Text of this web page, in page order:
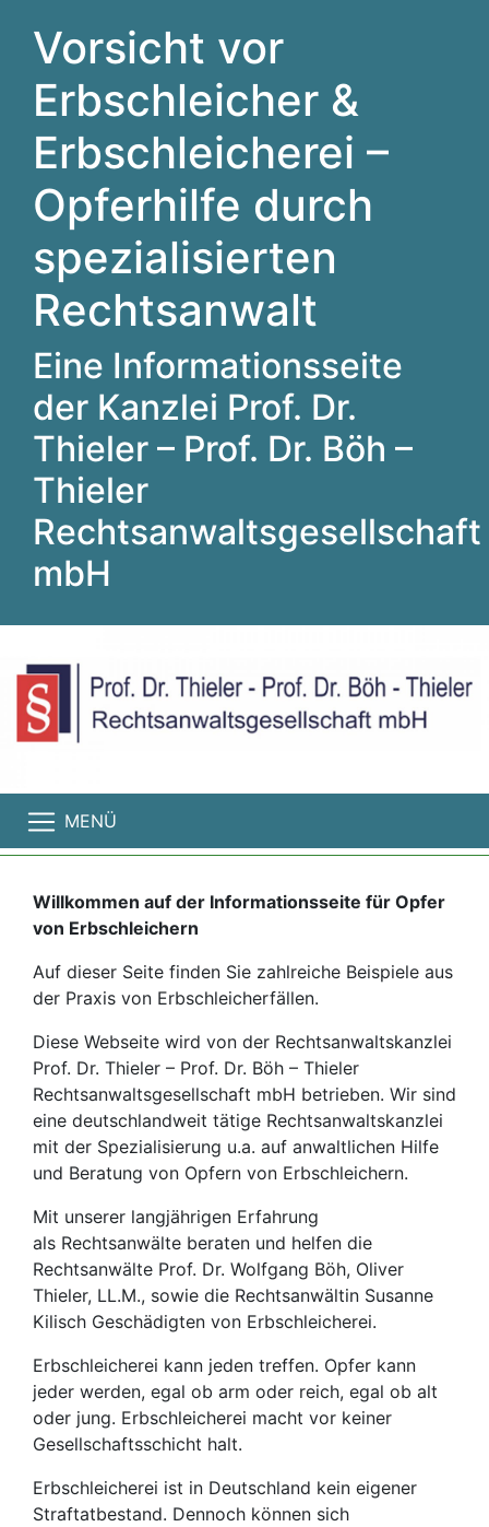
Vorsicht vor
Erbschleicher &
Erbschleicherei –
Opferhilfe durch
spezialisierten
Rechtsanwalt
Eine Informationsseite
der Kanzlei Prof. Dr.
Thieler – Prof. Dr. Böh –
Thieler
Rechtsanwaltsgesellschaft
mbH
MENÜ
Willkommen auf der Informationsseite für Opfer
von Erbschleichern
Auf dieser Seite finden Sie zahlreiche Beispiele aus
der Praxis von Erbschleicherfällen.
Diese Webseite wird von der Rechtsanwaltskanzlei
Prof. Dr. Thieler – Prof. Dr. Böh – Thieler
Rechtsanwaltsgesellschaft mbH betrieben. Wir sind
eine deutschlandweit tätige Rechtsanwaltskanzlei
mit der Spezialisierung u.a. auf anwaltlichen Hilfe
und Beratung von Opfern von Erbschleichern.
Mit unserer langjährigen Erfahrung
als Rechtsanwälte beraten und helfen die
Rechtsanwälte Prof. Dr. Wolfgang Böh, Oliver
Thieler, LL.M., sowie die Rechtsanwältin Susanne
Kilisch Geschädigten von Erbschleicherei.
Erbschleicherei kann jeden treffen. Opfer kann
jeder werden, egal ob arm oder reich, egal ob alt
oder jung. Erbschleicherei macht vor keiner
Gesellschaftsschicht halt.
Erbschleicherei ist in Deutschland kein eigener
Straftatbestand. Dennoch können sich